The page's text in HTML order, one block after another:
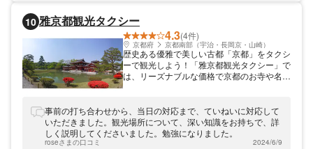
10 雅京都観光タクシー
4.3(4件)
京都府 京都南部（宇治・長岡京・山崎）
歴史ある優雅で美しい古都「京都」をタクシ
ーで観光しよう！「雅京都観光タクシー」で
は、リーズナブルな価格で京都のお寺や名所
客マナーは、業界一を自負しております！ガ
イドブックに掲載されている場所以外にも、
穴場スポットや美味しいお食事処もご案内。
京都観光の際には、ぜひご利用ください。
事前の打ち合わせから、当日の対応まで、ていねいに対応して
いただきました。観光場所について、深い知識をお持ちで、詳
しく説明してくださいました。勉強になりました。
roseさまの口コミ 2024/6/9